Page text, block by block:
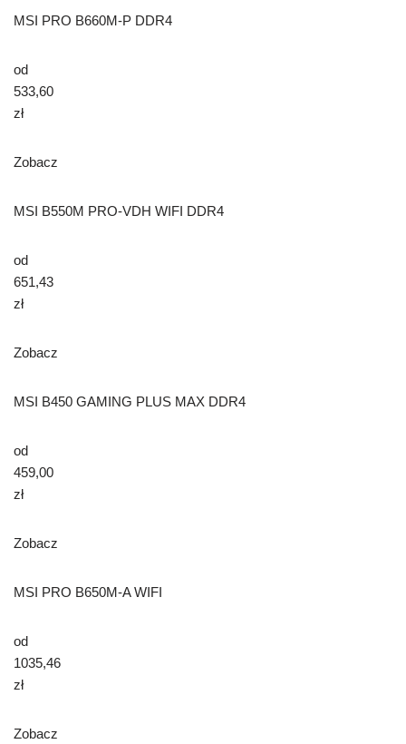
MSI PRO B660M-P DDR4
od
533,60
zł
Zobacz
MSI B550M PRO-VDH WIFI DDR4
od
651,43
zł
Zobacz
MSI B450 GAMING PLUS MAX DDR4
od
459,00
zł
Zobacz
MSI PRO B650M-A WIFI
od
1035,46
zł
Zobacz